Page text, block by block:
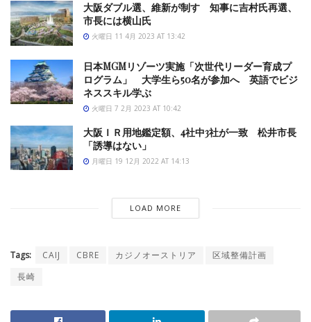
大阪ダブル選、維新が制す 知事に吉村氏再選、
市長には横山氏
火曜日 11 4月 2023 AT 13:42
日本MGMリゾーツ実施「次世代リーダー育成プ
ログラム」 大学生ら50名が参加へ 英語でビジ
ネススキル学ぶ
火曜日 7 2月 2023 AT 10:42
大阪ＩＲ用地鑑定額、4社中3社が一致 松井市長
「誘導はない」
月曜日 19 12月 2022 AT 14:13
LOAD MORE
Tags: CAIJ CBRE カジノオーストリア
区域整備計画
長崎